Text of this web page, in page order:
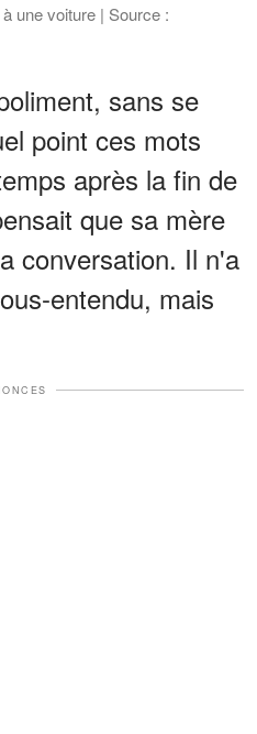
une voiture | Source :
sans se
point ces mots
après la fin de
que sa mère
conversation. Il n'a
entendu, mais